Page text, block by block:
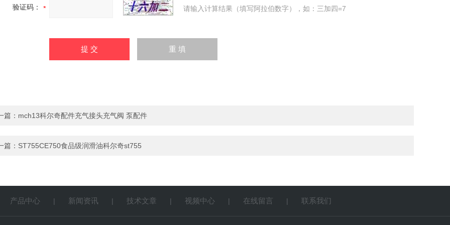
验证码： 请输入计算结果（填写阿拉伯数字），如：三加四=7
篇： mch13科尔奇配件充气接头充气阀 泵配件
篇： ST755CE750食品级润滑油科尔奇st755
产品中心 | 新闻资讯 | 技术文章 | 视频中心 | 在线留言 | 联系我们